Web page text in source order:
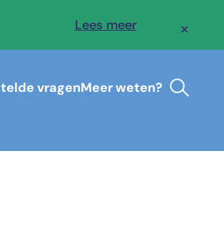
Lees meer ✕
vragenMeer weten?